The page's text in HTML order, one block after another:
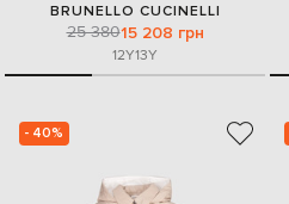
BRUNELLO CUCINELLI
25 38015 208 грн
12Y13Y
- 40%